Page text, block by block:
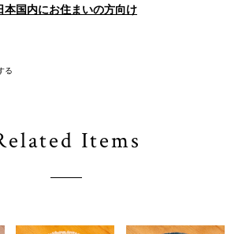
本国内にお住まいの方向け
る
Items